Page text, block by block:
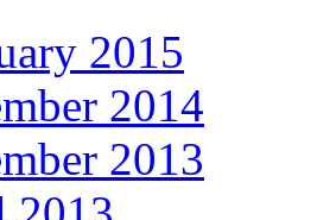
2015
2014
2013